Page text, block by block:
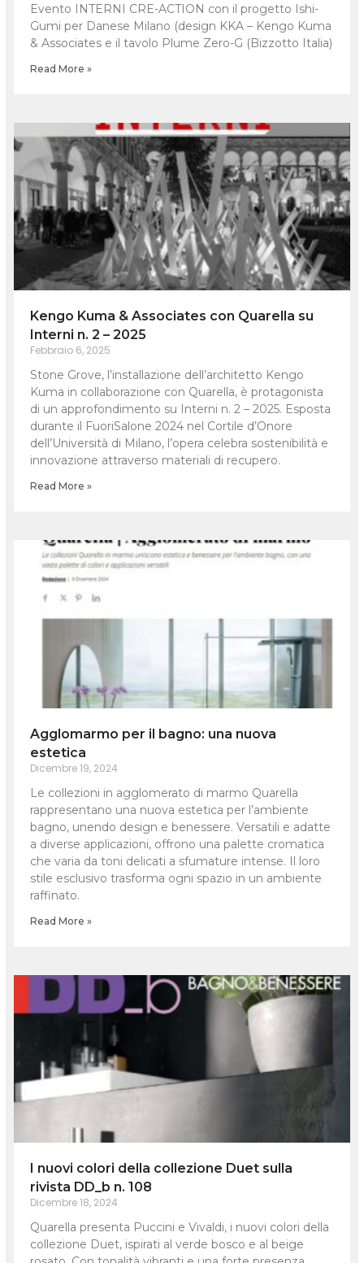
Evento INTERNI CRE-ACTION con il progetto Ishi-
Gumi per Danese Milano (design KKA – Kengo Kuma
& Associates e il tavolo Plume Zero-G (Bizzotto Italia)
Read More »
Kengo Kuma & Associates con Quarella su
Interni n. 2 – 2025
Febbraio 6, 2025
Stone Grove, l’installazione dell’architetto Kengo
Kuma in collaborazione con Quarella, è protagonista
di un approfondimento su Interni n. 2 – 2025. Esposta
durante il FuoriSalone 2024 nel Cortile d’Onore
dell’Università di Milano, l’opera celebra sostenibilità e
innovazione attraverso materiali di recupero.
Read More »
Agglomarmo per il bagno: una nuova
estetica
Dicembre 19, 2024
Le collezioni in agglomerato di marmo Quarella
rappresentano una nuova estetica per l’ambiente
bagno, unendo design e benessere. Versatili e adatte
a diverse applicazioni, offrono una palette cromatica
che varia da toni delicati a sfumature intense. Il loro
stile esclusivo trasforma ogni spazio in un ambiente
raffinato.
Read More »
I nuovi colori della collezione Duet sulla
rivista DD_b n. 108
Dicembre 18, 2024
Quarella presenta Puccini e Vivaldi, i nuovi colori della
collezione Duet, ispirati al verde bosco e al beige